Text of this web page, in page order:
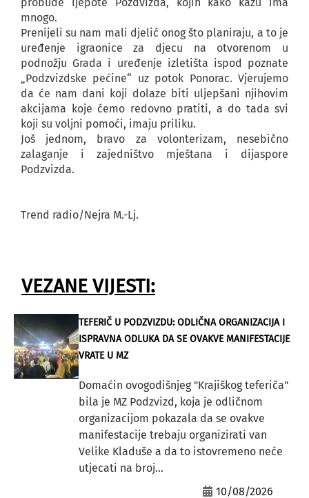
mnogo.
Prenijeli su nam mali djelić onog što planiraju, a to je
uređenje igraonice za djecu na otvorenom u
podnožju Grada i uređenje izletišta ispod poznate
„Podzvizdske pećine“ uz potok Ponorac. Vjerujemo
da će nam dani koji dolaze biti uljepšani njihovim
akcijama koje ćemo redovno pratiti, a do tada svi
koji su voljni pomoći, imaju priliku.
Još jednom, bravo za volonterizam, nesebično
zalaganje i zajedništvo mještana i dijaspore
Podzvizda.
Trend radio/Nejra M.-Lj.
VEZANE VIJESTI:
TEFERIČ U PODZVIZDU: ODLIČNA ORGANIZACIJA I
ISPRAVNA ODLUKA DA SE OVAKVE MANIFESTACIJE
VRATE U MZ
Domaćin ovogodišnjeg "Krajiškog teferiča"
bila je MZ Podzvizd, koja je odličnom
organizacijom pokazala da se ovakve
manifestacije trebaju organizirati van
Velike Kladuše a da to istovremeno neće
utjecati na broj...
10/08/2026